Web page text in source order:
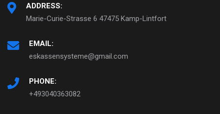
ADDRESS:
Marie-Curie-Strasse 6 47475 Kamp-Lintfort
EMAIL:
eskassensysteme@gmail.com
PHONE:
+493040363082